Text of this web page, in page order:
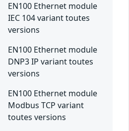
EN100 Ethernet module
IEC 104 variant toutes
versions
EN100 Ethernet module
DNP3 IP variant toutes
versions
EN100 Ethernet module
Modbus TCP variant
toutes versions